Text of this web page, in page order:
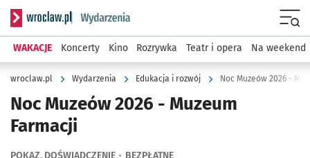
Serwis informacyjny wroclaw.pl podserwis: Wydarzenia
WAKACJE Koncerty Kino Rozrywka Teatr i opera Na weekend
wroclaw.pl Wydarzenia Edukacja i rozwój Noc Muzeów 2026 -
Noc Muzeów 2026 - Muzeum
Farmacji
POKAZ, DOŚWIADCZENIE BEZPŁATNE